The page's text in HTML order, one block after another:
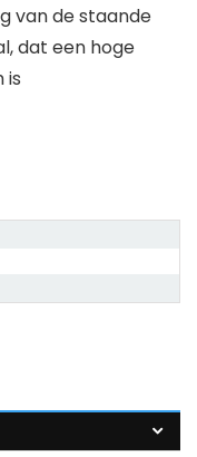
van de staande
dat een hoge
is